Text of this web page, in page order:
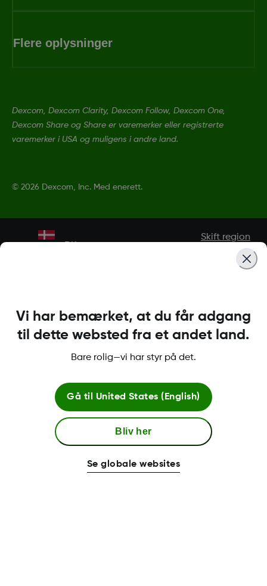
Flere oplysninger
Dexcom, Dexcom Clarity, Dexcom Follow, Dexcom One,
Dexcom Share og Share er varemerker eller registrerte
varemerker i USA og muligens i andre land.
© 2026 Dexcom, Inc. Med enerett.
Skift region
Vi har bemærket, at du får adgang
til dette websted fra et andet land.
Bare rolig—vi har styr på det.
Gå til United States (English)
Bliv her
Se globale websites